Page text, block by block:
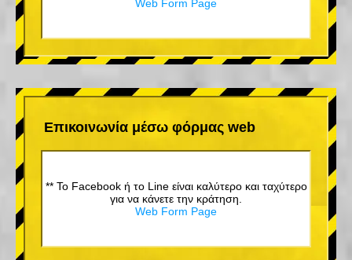
Web Form Page
Επικοινωνία μέσω φόρμας web
** Το Facebook ή το Line είναι καλύτερο και ταχύτερο
για να κάνετε την κράτηση.
Web Form Page